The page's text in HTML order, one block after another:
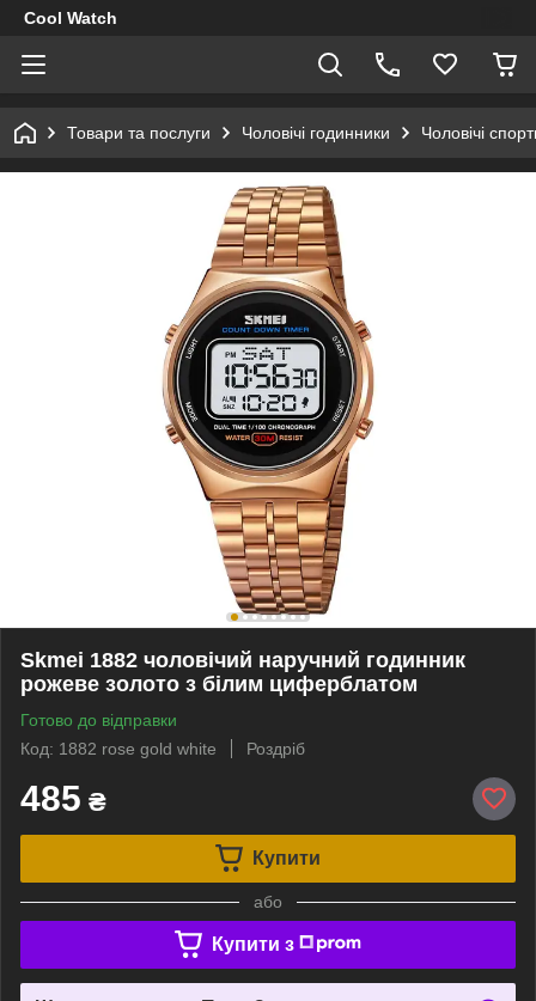
Cool Watch
Товари та послуги Чоловічі годинники Чоловічі
Skmei 1882 чоловічий наручний годинник
рожеве золото з білим циферблатом
Готово до відправки
Код: 1882 rose gold white
Роздріб
485 ₴
Купити
або
Купити з